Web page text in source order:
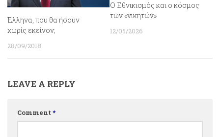
Έλληνα, που θα ήσουν
χωρίς εκείνον;
28/09/2018
Ο Εθνικισμός και ο κόσμος
των «νικητών»
12/05/2026
LEAVE A REPLY
Comment *